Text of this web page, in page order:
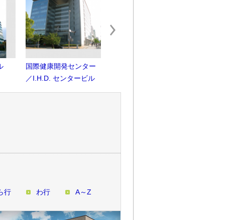
国際健康開発センター
／I.H.D. センタービル
行 わ行 A～Z